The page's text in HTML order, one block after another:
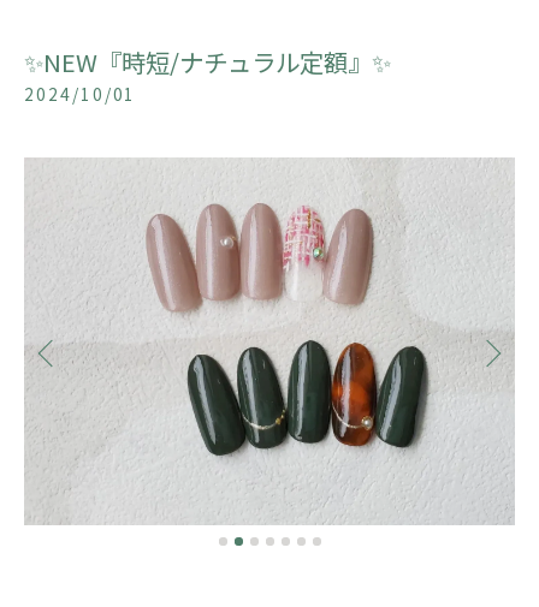
✨️NEW『時短/ナチュラル定額』✨
2024/10/01